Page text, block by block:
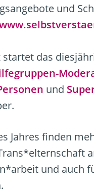
und
startet das
und
Jahres finden
und auch